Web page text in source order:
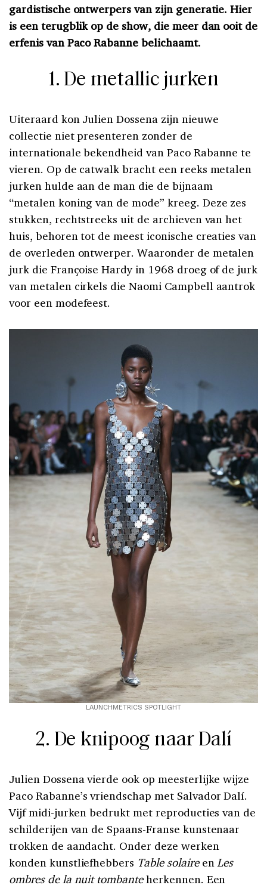
gardistische ontwerpers van zijn generatie. Hier
is een terugblik op de show, die meer dan ooit de
erfenis van Paco Rabanne belichaamt.
1. De metallic jurken
Uiteraard kon Julien Dossena zijn nieuwe
collectie niet presenteren zonder de
internationale bekendheid van Paco Rabanne te
vieren. Op de catwalk bracht een reeks metalen
jurken hulde aan de man die de bijnaam
“metalen koning van de mode” kreeg. Deze zes
stukken, rechtstreeks uit de archieven van het
huis, behoren tot de meest iconische creaties van
de overleden ontwerper. Waaronder de metalen
jurk die Françoise Hardy in 1968 droeg of de jurk
van metalen cirkels die Naomi Campbell aantrok
voor een modefeest.
LAUNCHMETRICS SPOTLIGHT
2. De knipoog naar Dalí
Julien Dossena vierde ook op meesterlijke wijze
Paco Rabanne’s vriendschap met Salvador Dalí.
Vijf midi-jurken bedrukt met reproducties van de
schilderijen van de Spaans-Franse kunstenaar
trokken de aandacht. Onder deze werken
konden kunstliefhebbers Table solaireen Les
ombres de la nuit tombanteherkennen. Een